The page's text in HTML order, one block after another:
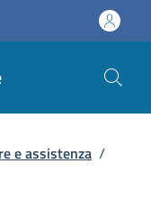
e assistenza /